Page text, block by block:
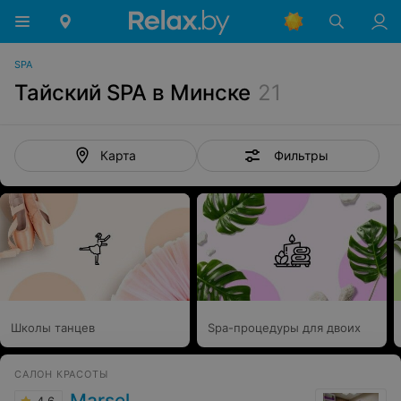
SPA
Тайский SPA в Минске 21
Карта Фильтры
Школы танцев Spa-процедуры для двоих
САЛОН КРАСОТЫ